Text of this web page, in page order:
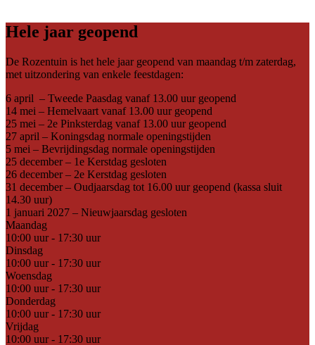
Hele jaar geopend
De Rozentuin is het hele jaar geopend van maandag t/m zaterdag,
met uitzondering van enkele feestdagen:
6 april – Tweede Paasdag vanaf 13.00 uur geopend
14 mei – Hemelvaart vanaf 13.00 uur geopend
25 mei – 2e Pinksterdag vanaf 13.00 uur geopend
27 april – Koningsdag normale openingstijden
5 mei – Bevrijdingsdag normale openingstijden
25 december – 1e Kerstdag gesloten
26 december – 2e Kerstdag gesloten
31 december – Oudjaarsdag tot 16.00 uur geopend (kassa sluit
14.30 uur)
1 januari 2027 – Nieuwjaarsdag gesloten
Maandag
10:00 uur - 17:30 uur
Dinsdag
10:00 uur - 17:30 uur
Woensdag
10:00 uur - 17:30 uur
Donderdag
10:00 uur - 17:30 uur
Vrijdag
10:00 uur - 17:30 uur